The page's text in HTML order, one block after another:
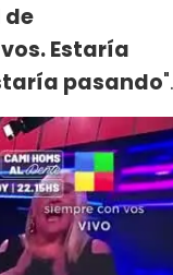
de
Estaría
pasando".